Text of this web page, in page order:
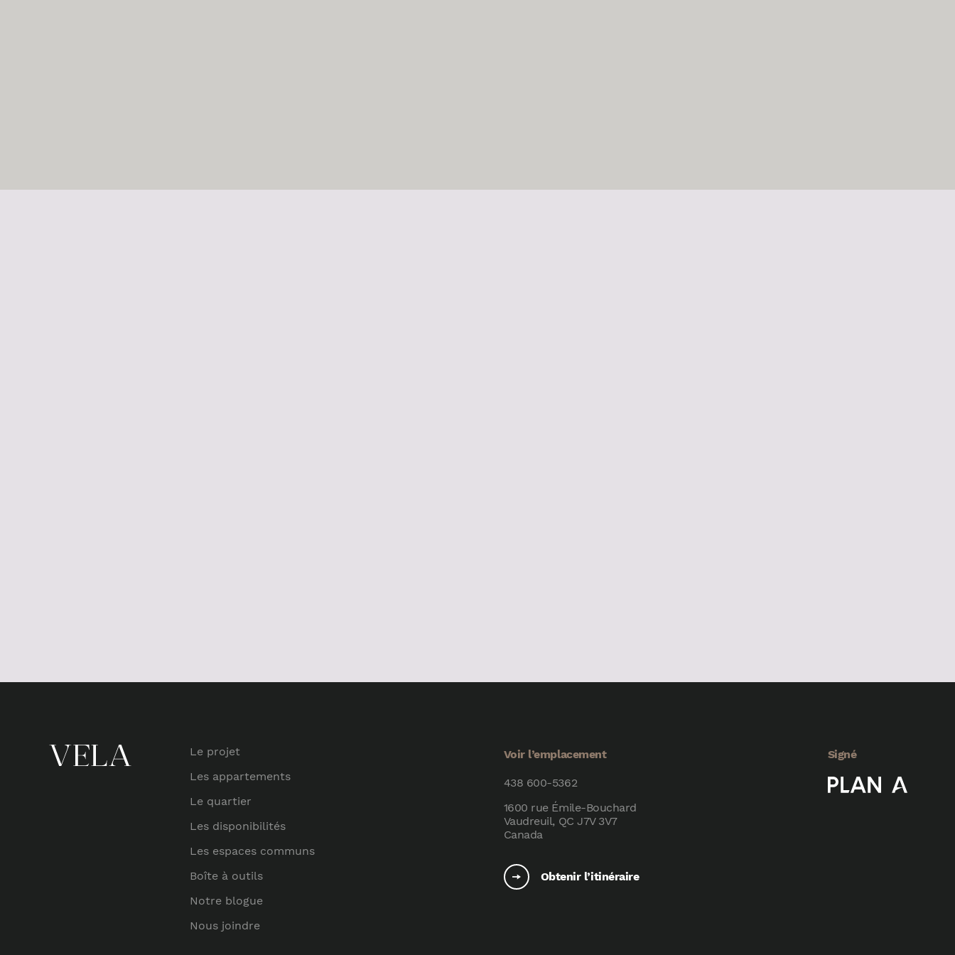
Le projet
Les appartements
Le quartier
Les disponibilités
Les espaces communs
Boîte à outils
Notre blogue
Nous joindre
Voir l’emplacement
438 600-5362
1600 rue Émile-Bouchard
Vaudreuil, QC J7V 3V7
Canada
Obtenir l’itinéraire
Signé